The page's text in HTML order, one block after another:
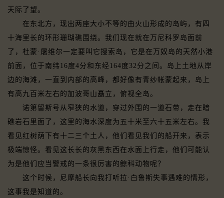
天际了望。
在东北方，现出两座大小不等的由火山形成的岛屿，有四
十海里长的环形珊瑚礁围绕。我们现在就在万尼科罗岛面前
了，杜蒙·屠维尔一定要叫它搜索岛，它是在万奴岛的天然小港
前面，位于南纬16度4分和东经164度32分之间。岛上土地从岸
边的海滩，一直到内部的高峰，都好像有青纱帐蒙起来，岛上
有高九百米左右的加波哥山矗立，俯视全岛。
诺第留斯号从窄狭的水道，穿过外围的一道石带，走在暗
礁岩石里面了，这里的海水深度为五十米至六十五米左右。我
看见红树荫下有十二三个土人，他们看见我们的船开来，表示
极端惊怪。看见这长长的灰黑东西在水面上行走，他们可能认
为是他们应当警戒的一条很厉害的鲸科动物呢？
这个时候，尼摩船长向我打听拉·白鲁斯失事遇难的情形，
这事我是知道的。